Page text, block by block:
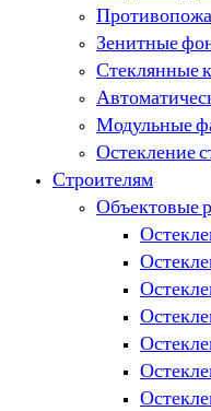
Зенитные
Стеклянные
Модульные
Остекление
Строителям
Объектовые